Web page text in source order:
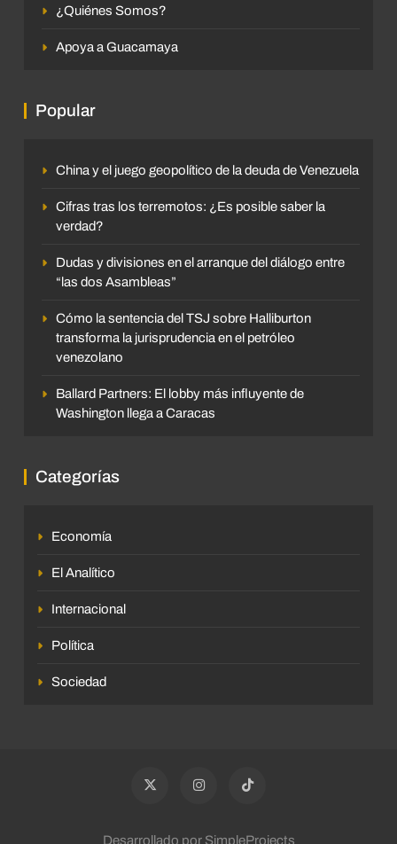
¿Quiénes Somos?
Apoya a Guacamaya
Popular
China y el juego geopolítico de la deuda de Venezuela
Cifras tras los terremotos: ¿Es posible saber la
verdad?
Dudas y divisiones en el arranque del diálogo entre
“las dos Asambleas”
Cómo la sentencia del TSJ sobre Halliburton
transforma la jurisprudencia en el petróleo
venezolano
Ballard Partners: El lobby más influyente de
Washington llega a Caracas
Categorías
Economía
El Analítico
Internacional
Política
Sociedad
Desarrollado por SimpleProjects